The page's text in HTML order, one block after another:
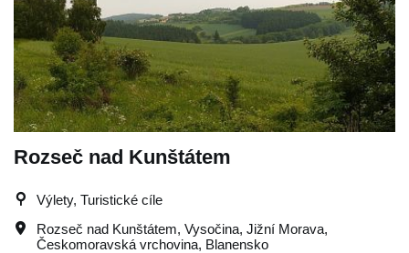
Rozseč nad Kunštátem
Výlety, Turistické cíle
Rozseč nad Kunštátem, Vysočina, Jižní Morava,
Českomoravská vrchovina, Blanensko